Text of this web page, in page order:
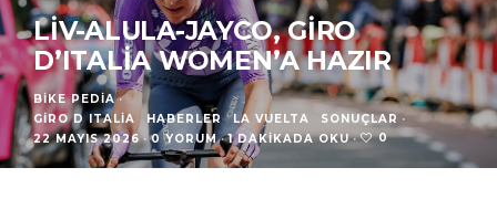
LIV-ALULA-JAYCO, GIRO
D’ITALIA WOMEN’A HAZIR
BIKE PEDIA ·
GIRO D ITALIA
HABERLER LA VUELTA SONUÇLAR ·
22 MAYIS 2026 · 0 YORUM · 1 DAKIKADA OKU · 0